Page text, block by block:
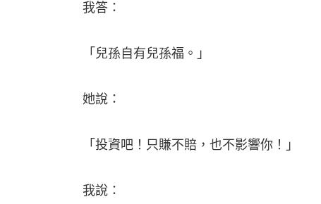
我答：
「兒孫自有兒孫福。」
她說：
「投資吧！只賺不賠，也不影響你！」
我說：